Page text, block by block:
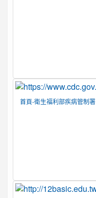
首頁-衛生福利部疾病管制署